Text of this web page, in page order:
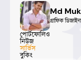
Md
গ্রাফিক
পোর্টফোলিও
নিউজ
সার্ভিস
বুকিং